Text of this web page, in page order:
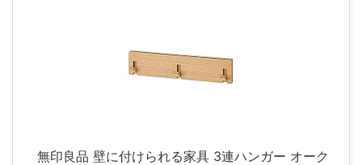
無印良品 壁に付けられる家具 3連ハンガー オーク